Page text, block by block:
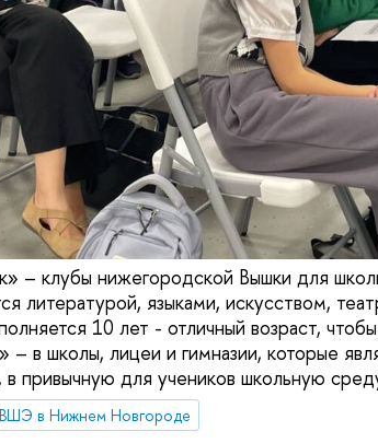
– клубы нижегородской Вышки для
литературой, языками, искусством,
10 лет - отличный возраст, чтобы
– в школы, лицеи и гимназии, которые
привычную для учеников школьную
в Нижнем Новгороде